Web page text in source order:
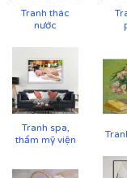
Cận cảnh tranh
Tranh thác
nước
Tranh spa,
thẩm mỹ viện